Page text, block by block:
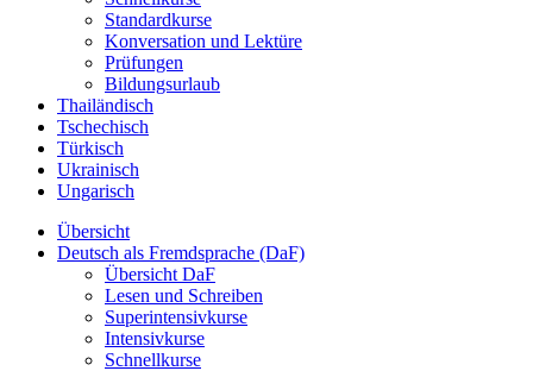
Standardkurse
Konversation und Lektüre
Prüfungen
Bildungsurlaub
Thailändisch
Tschechisch
Türkisch
Ukrainisch
Ungarisch
Übersicht
Deutsch als Fremdsprache (DaF)
Übersicht DaF
Lesen und Schreiben
Superintensivkurse
Intensivkurse
Schnellkurse